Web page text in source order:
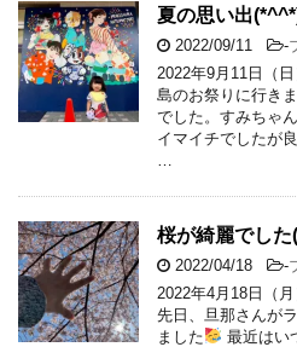
夏の思い出
2022/09/11 -
2022年9月11日（
島のお祭りに行き
でした。すみちゃ
イマイチでしたが
桜が綺麗でした
2022/04/18 -
2022年4月18日（
先日、旦那さんが
ました
最近はい